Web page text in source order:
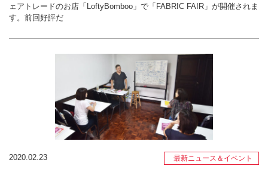
ェアトレードのお店「LoftyBomboo」で「FABRIC FAIR」が開催されま
す。前回好評だ
2020.02.23 最新ニュース＆イベント